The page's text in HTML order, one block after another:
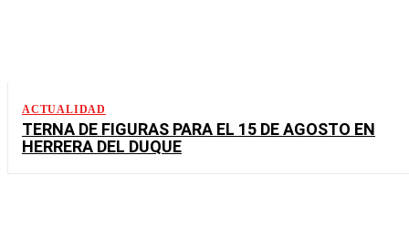
ACTUALIDAD
TERNA DE FIGURAS PARA EL 15 DE AGOSTO EN
HERRERA DEL DUQUE